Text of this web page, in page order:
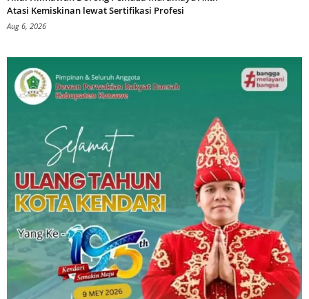
Atasi Kemiskinan lewat Sertifikasi Profesi
Aug 6, 2026